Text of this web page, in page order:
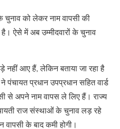
को लेकर नाम वापसी की
ऐसे में अब उम्मीदवारों के चुनाव
आए हैं, लेकिन बताया जा रहा है
पंचायत प्रधान उपप्रधान सहित वार्ड
से अपने नाम वापस ले लिए हैं। राज्य
राज संस्थाओं के चुनाव लड़ रहे
के बाद कमी होगी।